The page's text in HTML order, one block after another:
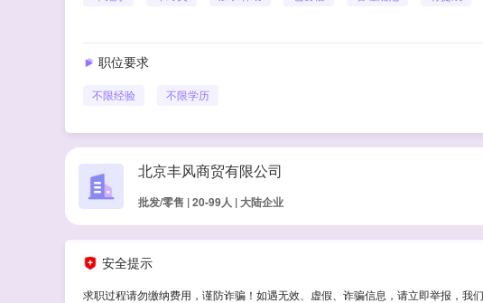
职位要求
不限经验 不限学历
北京丰风商贸有限公司
批发/零售 | 20-99人 | 大陆企业
安全提示
求职过程请勿缴纳费用，谨防诈骗！如遇无效、虚假、诈骗信息，请立即举报，我